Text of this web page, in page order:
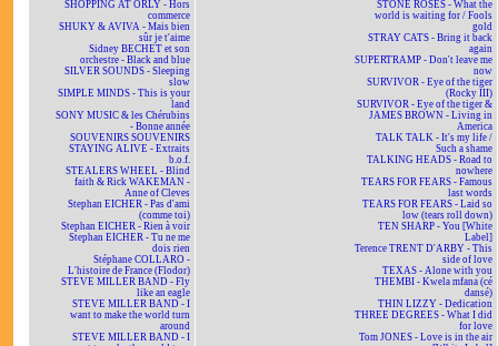
SHOPPING AT ORLY - Hors
commerce
SHUKY & AVIVA - Mais bien
sûr je t'aime
Sidney BECHET et son
orchestre - Black and blue
SILVER SOUNDS - Sleeping
slow
SIMPLE MINDS - This is your
land
SONY MUSIC & les Chérubins
- Bonne année
SOUVENIRS SOUVENIRS
STAYING ALIVE - Extraits
b.o.f.
STEALERS WHEEL - Blind
faith & Rick WAKEMAN -
Anne of Cleves
Stephan EICHER - Pas d'ami
(comme toi)
Stephan EICHER - Rien à voir
Stephan EICHER - Tu ne me
dois rien
Stéphane COLLARO -
L'histoire de France (Flodor)
STEVE MILLER BAND - Fly
like an eagle
STEVE MILLER BAND - I
want to make the world turn
around
STEVE MILLER BAND - I
STONE ROSES - What the
world is waiting for / Fools
gold
STRAY CATS - Bring it back
again
SUPERTRAMP - Don't leave me
now
SURVIVOR - Eye of the tiger
(Rocky III)
SURVIVOR - Eye of the tiger &
JAMES BROWN - Living in
America
TALK TALK - It's my life /
Such a shame
TALKING HEADS - Road to
nowhere
TEARS FOR FEARS - Famous
last words
TEARS FOR FEARS - Laid so
low (tears roll down)
TEN SHARP - You [White
Label]
Terence TRENT D'ARBY - This
side of love
TEXAS - Alone with you
THEMBI - Kwela mfana (cé
dansé)
THIN LIZZY - Dedication
THREE DEGREES - What I did
for love
Tom JONES - Love is in the air